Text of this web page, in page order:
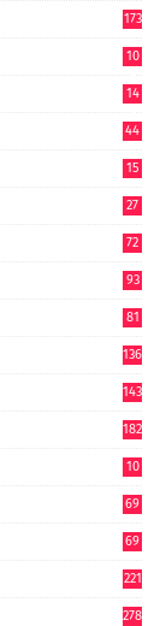
173
10
14
44
15
27
72
93
81
136
143
182
10
69
69
221
278